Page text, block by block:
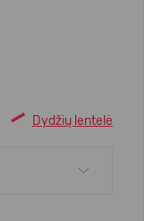
Dydžių lentelė